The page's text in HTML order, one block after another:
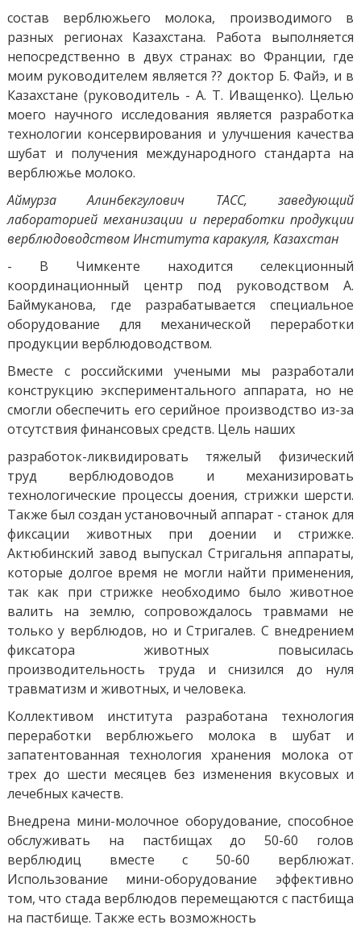
состав верблюжьего молока, производимого в
разных регионах Казахстана. Работа выполняется
непосредственно в двух странах: во Франции, где
моим руководителем является ?? доктор Б. Файэ, и в
Казахстане (руководитель - А. Т. Иващенко). Целью
моего научного исследования является разработка
технологии консервирования и улучшения качества
шубат и получения международного стандарта на
верблюжье молоко.
Аймурза Алинбекгулович ТАСС, заведующий
лабораторией механизации и переработки продукции
верблюдоводством Института каракуля, Казахстан
- В Чимкенте находится селекционный
координационный центр под руководством А.
Баймуканова, где разрабатывается специальное
оборудование для механической переработки
продукции верблюдоводством.
Вместе с российскими учеными мы разработали
конструкцию экспериментального аппарата, но не
смогли обеспечить его серийное производство из-за
отсутствия финансовых средств. Цель наших
разработок-ликвидировать тяжелый физический
труд верблюдоводов и механизировать
технологические процессы доения, стрижки шерсти.
Также был создан установочный аппарат - станок для
фиксации животных при доении и стрижке.
Актюбинский завод выпускал Стригальня аппараты,
которые долгое время не могли найти применения,
так как при стрижке необходимо было животное
валить на землю, сопровождалось травмами не
только у верблюдов, но и Стригалев. С внедрением
фиксатора животных повысилась
производительность труда и снизился до нуля
травматизм и животных, и человека.
Коллективом института разработана технология
переработки верблюжьего молока в шубат и
запатентованная технология хранения молока от
трех до шести месяцев без изменения вкусовых и
лечебных качеств.
Внедрена мини-молочное оборудование, способное
обслуживать на пастбищах до 50-60 голов
верблюдиц вместе с 50-60 верблюжат.
Использование мини-оборудование эффективно
том, что стада верблюдов перемещаются с пастбища
на пастбище. Также есть возможность